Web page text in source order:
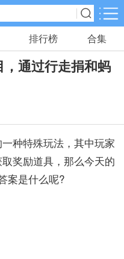
应用分类
角色扮演
动作格斗
30款手游
冒险解谜
排行榜 合集
通过行走捐和蚂
种特殊玩法，其中玩家
奖励道具，那么今天的
案是什么呢?